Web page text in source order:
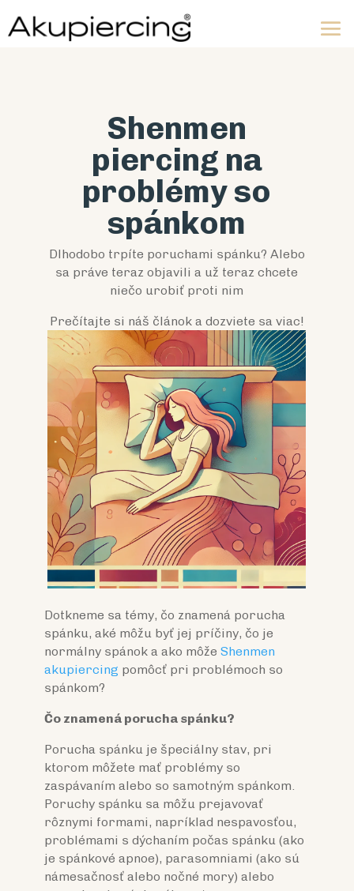
Shenmen
piercing na
problémy so
spánkom
Dlhodobo trpíte poruchami spánku? Alebo
sa práve teraz objavili a už teraz chcete
niečo urobiť proti nim
Prečítajte si náš článok a dozviete sa viac!
Dotkneme sa témy, čo znamená porucha
spánku, aké môžu byť jej príčiny, čo je
normálny spánok a ako môže Shenmen
akupiercing pomôcť pri problémoch so
spánkom?
Čo znamená porucha spánku?
Porucha spánku je špeciálny stav, pri
ktorom môžete mať problémy so
zaspávaním alebo so samotným spánkom.
Poruchy spánku sa môžu prejavovať
rôznymi formami, napríklad nespavosťou,
problémami s dýchaním počas spánku (ako
je spánkové apnoe), parasomniami (ako sú
námesačnosť alebo nočné mory) alebo